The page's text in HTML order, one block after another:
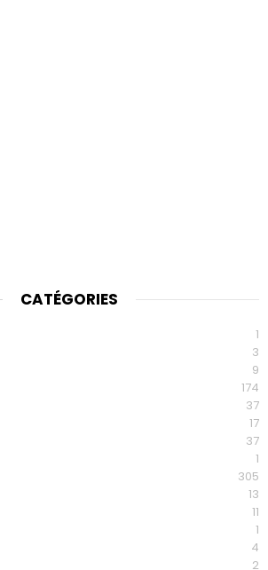
CATÉGORIES
1
3
9
174
37
17
37
1
305
13
11
1
4
2